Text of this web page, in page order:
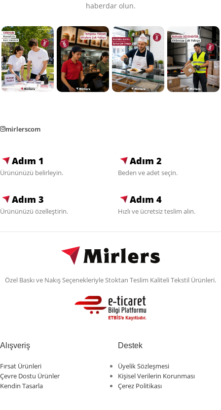
haberdar olun.
mirlerscom
Adım 1
Ürününüzü belirleyin.
Adım 2
Beden ve adet seçin.
Adım 3
Ürününüzü özelleştirin.
Adım 4
Hızlı ve ücretsiz teslim alın.
Özel Baskı ve Nakış Seçenekleriyle Stoktan Teslim Kaliteli Tekstil Ürünleri.
Alışveriş
Fırsat Ürünleri
Çevre Dostu Ürünler
Kendin Tasarla
Destek
Üyelik Sözleşmesi
Kişisel Verilerin Korunması
Çerez Politikası